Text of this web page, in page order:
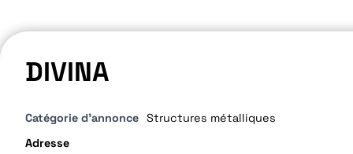
DIVINA
Catégorie d'annonce Structures métalliques
Adresse